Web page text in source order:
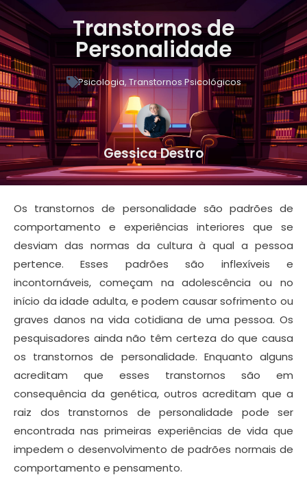
Transtornos de
Personalidade
Psicologia,Transtornos Psicológicos
Gessica Destro
Os transtornos de personalidade são padrões de
comportamento e experiências interiores que se
desviam das normas da cultura à qual a pessoa
pertence. Esses padrões são inflexíveis e
incontornáveis, começam na adolescência ou no
início da idade adulta, e podem causar sofrimento ou
graves danos na vida cotidiana de uma pessoa. Os
pesquisadores ainda não têm certeza do que causa
os transtornos de personalidade. Enquanto alguns
acreditam que esses transtornos são em
consequência da genética, outros acreditam que a
raiz dos transtornos de personalidade pode ser
encontrada nas primeiras experiências de vida que
impedem o desenvolvimento de padrões normais de
comportamento e pensamento.